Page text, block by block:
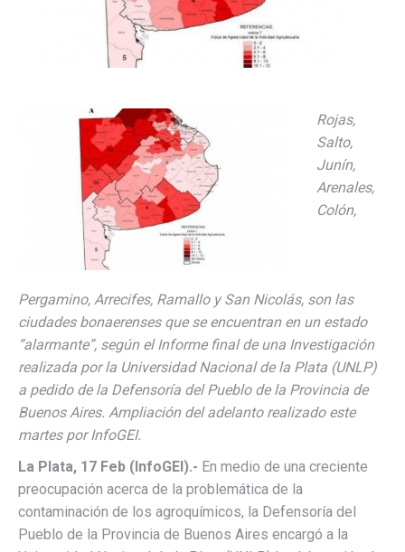
Rojas,
Salto,
Junín,
Arenales,
Colón,
Pergamino, Arrecifes, Ramallo y San Nicolás, son las
ciudades bonaerenses que se encuentran en un estado
“alarmante”, según el Informe final de una Investigación
realizada por la Universidad Nacional de la Plata (UNLP)
a pedido de la Defensoría del Pueblo de la Provincia de
Buenos Aires. Ampliación del adelanto realizado este
martes por InfoGEI.
La Plata, 17 Feb (InfoGEI).- En medio de una creciente
preocupación acerca de la problemática de la
contaminación de los agroquímicos, la Defensoría del
Pueblo de la Provincia de Buenos Aires encargó a la